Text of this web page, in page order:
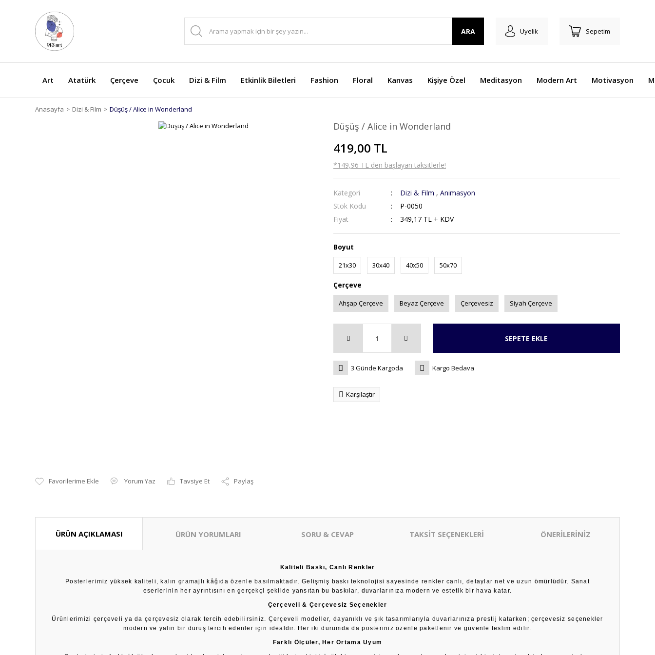
ARA Üyelik Sepetim
Art Atatürk Çerçeve Çocuk Dizi & Film Etkinlik Biletleri Fashion Floral Kanvas Kişiye Özel Meditasyon Modern Art Motivasyon
Anasayfa Dizi & Film Düşüş / Alice in Wonderland
Yorum Yaz Tavsiye Et Paylaş
Düşüş / Alice in Wonderland
419,00 TL
*149,96 TL den başlayan taksitlerle!
Kategori Dizi & Film , Animasyon
Stok Kodu
P-0050
Fiyat
349,17 TL + KDV
Boyut
21x30 30x40 40x50 50x70
Çerçeve
Ahşap Çerçeve Beyaz Çerçeve Çerçevesiz Siyah Çerçeve
SEPETE EKLE
3 Günde Kargoda Kargo Bedava
Karşılaştır
ÜRÜN AÇIKLAMASI ÜRÜN YORUMLARI SORU & CEVAP TAKSİT SEÇENEKLERİ ÖNERİLERİNİZ
Kaliteli Baskı, Canlı Renkler
Posterlerimiz yüksek kaliteli, kalın gramajlı kâğıda özenle basılmaktadır. Gelişmiş baskı teknolojisi sayesinde renkler canlı, detaylar net ve uzun ömürlüdür. Sanat
eserlerinin her ayrıntısını en gerçekçi şekilde yansıtan bu baskılar, duvarlarınıza modern ve estetik bir hava katar.
Çerçeveli & Çerçevesiz Seçenekler
Ürünlerimizi çerçeveli ya da çerçevesiz olarak tercih edebilirsiniz. Çerçeveli modeller, dayanıklı ve şık tasarımlarıyla duvarlarınıza prestij katarken; çerçevesiz seçenekler
modern ve yalın bir duruş tercih edenler için idealdir. Her iki durumda da posteriniz özenle paketlenir ve güvenle teslim edilir.
Farklı Ölçüler, Her Ortama Uyum